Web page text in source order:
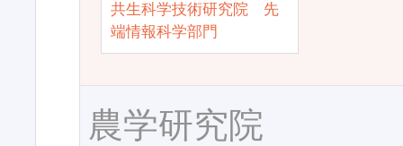
共生科学技術研究院 先
端情報科学部門
農学研究院